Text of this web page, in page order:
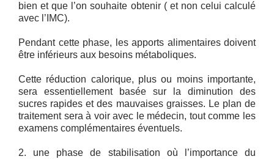
bien et que l’on souhaite obtenir ( et non celui calculé
avec l’IMC).
Pendant cette phase, les apports alimentaires doivent
être inférieurs aux besoins métaboliques.
Cette réduction calorique, plus ou moins importante,
sera essentiellement basée sur la diminution des
sucres rapides et des mauvaises graisses. Le plan de
traitement sera à voir avec le médecin, tout comme les
examens complémentaires éventuels.
2. une phase de stabilisation où l’importance du